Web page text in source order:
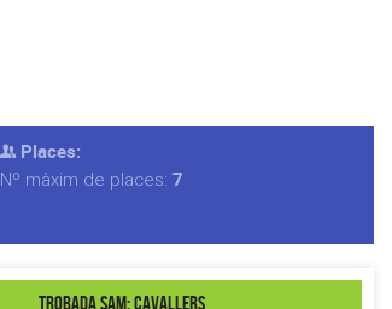
Places:
Nº màxim de places: 7
Trobada SAM: Cavallers